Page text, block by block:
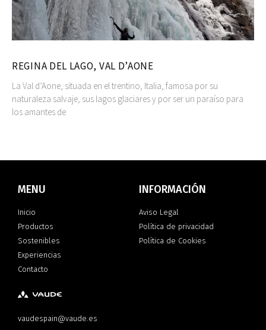
REGINA DEL LAGO, VAL D’AONE
La Val d’Aone, situada en el trentino, Italia, famosa por su
naturaleza salvaje, sus lagos glaciares y por ser un paraíso para
los amantes de
MENU
Inicio
Productos
Sostenibles
Experiencias
Contacto
INFORMACIÓN
Aviso Legal
Política de privacidad
Política de Cookies
vaudespain@vaude.es